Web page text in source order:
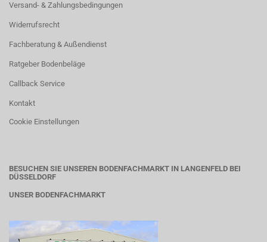
Versand- & Zahlungsbedingungen
Widerrufsrecht
Fachberatung & Außendienst
Ratgeber Bodenbeläge
Callback Service
Kontakt
Cookie Einstellungen
BESUCHEN SIE UNSEREN BODENFACHMARKT IN LANGENFELD BEI
DÜSSELDORF
UNSER BODENFACHMARKT